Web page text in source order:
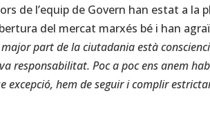
de l’equip de Govern han estat a la
del mercat marxés bé i han
part de la ciutadania està
responsabilitat. Poc a poc ens anem
excepció, hem de seguir i complir